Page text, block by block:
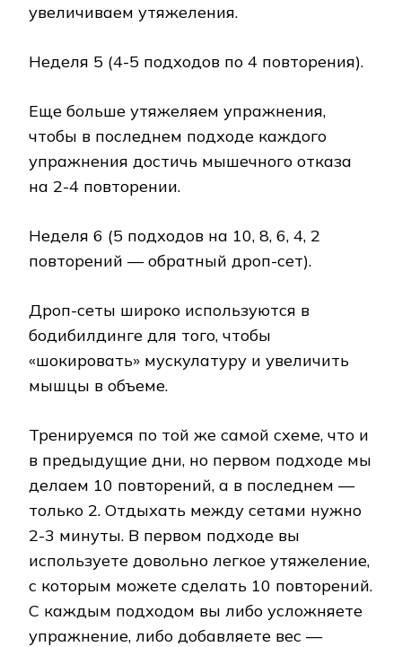
увеличиваем утяжеления.
Неделя 5 (4-5 подходов по 4 повторения).
Еще больше утяжеляем упражнения,
чтобы в последнем подходе каждого
упражнения достичь мышечного отказа
на 2-4 повторении.
Неделя 6 (5 подходов на 10, 8, 6, 4, 2
повторений — обратный дроп-сет).
Дроп-сеты широко используются в
бодибилдинге для того, чтобы
«шокировать» мускулатуру и увеличить
мышцы в объеме.
Тренируемся по той же самой схеме, что и
в предыдущие дни, но первом подходе мы
делаем 10 повторений, а в последнем —
только 2. Отдыхать между сетами нужно
2-3 минуты. В первом подходе вы
используете довольно легкое утяжеление,
с которым можете сделать 10 повторений.
С каждым подходом вы либо усложняете
упражнение, либо добавляете вес —